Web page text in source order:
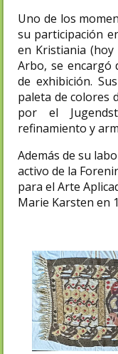
Uno de los
su participación
en Kristiania
Arbo, se encargó
de exhibición.
paleta de colores
por el
refinamiento y
Además de su
activo de la
para el Arte
Marie Karsten en